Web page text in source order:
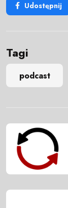
Udostępnij
Tagi
podcast